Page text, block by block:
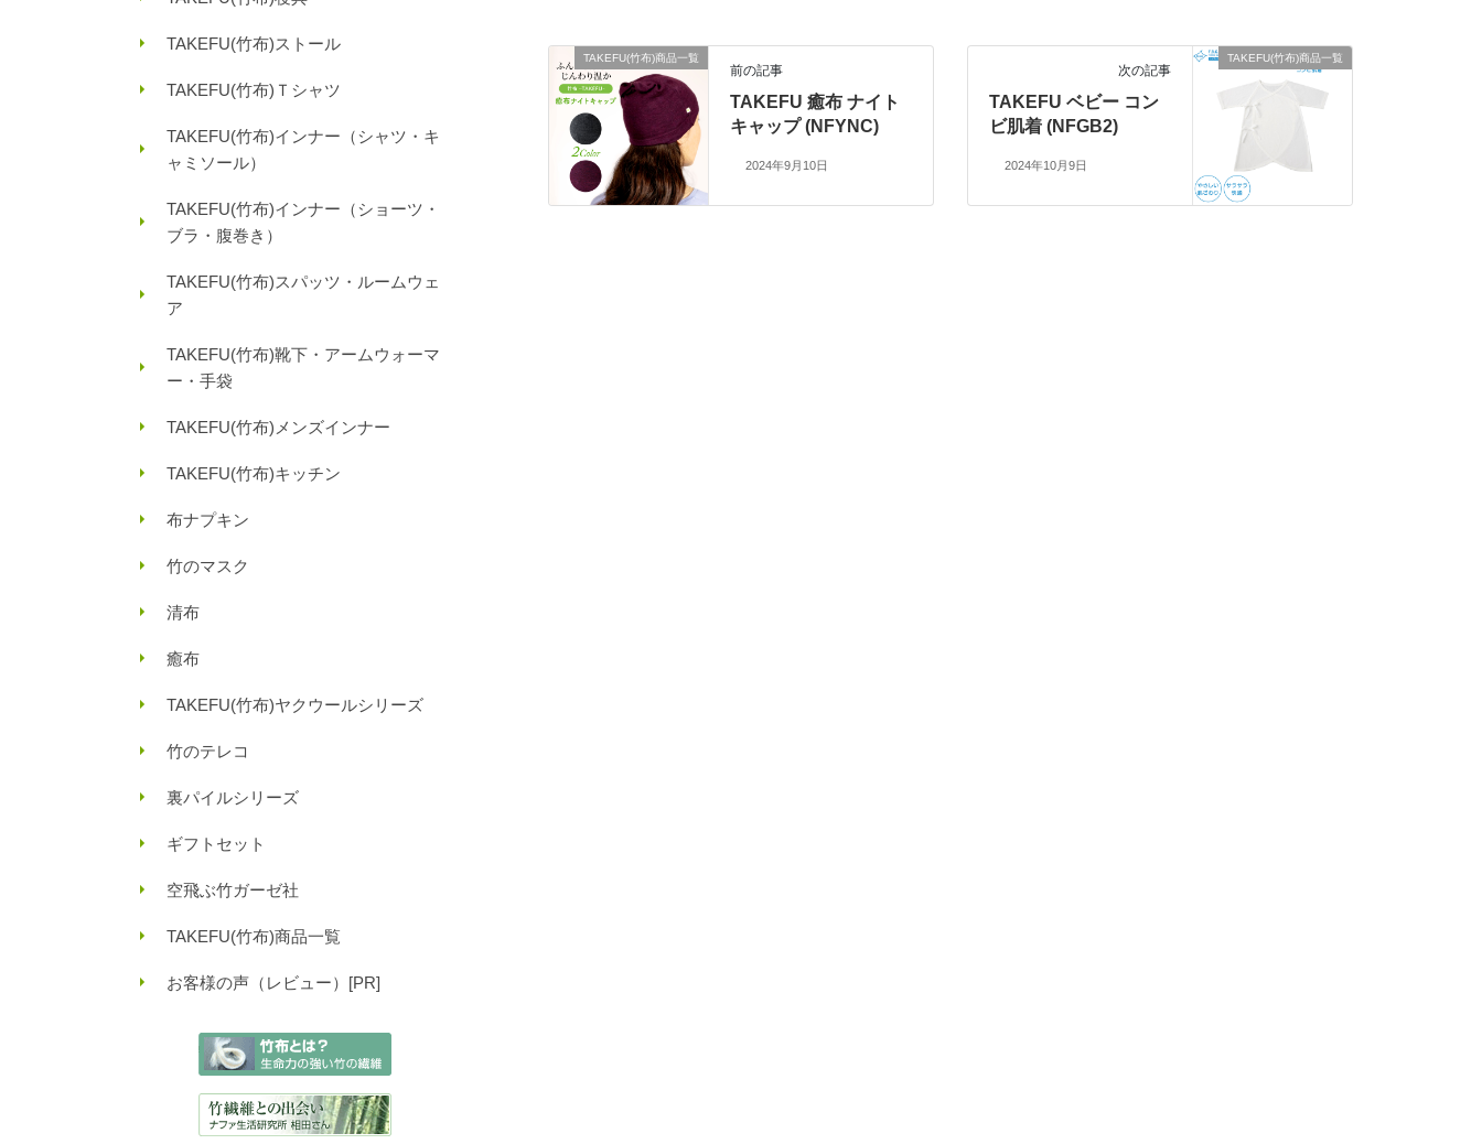
TAKEFU(竹布)商品一覧
前の記事
TAKEFU 癒布 ナイト
キャップ (NFYNC)
2024年9月10日
TAKEFU(竹布)商品一覧
次の記事
TAKEFU ベビー コン
ビ肌着 (NFGB2)
2024年10月9日
TAKEFU(竹布)ストール
TAKEFU(竹布)Ｔシャツ
TAKEFU(竹布)インナー（シャツ・キ
ャミソール）
TAKEFU(竹布)インナー（ショーツ・
ブラ・腹巻き）
TAKEFU(竹布)スパッツ・ルームウェ
ア
TAKEFU(竹布)靴下・アームウォーマ
ー・手袋
TAKEFU(竹布)メンズインナー
TAKEFU(竹布)キッチン
布ナプキン
竹のマスク
清布
癒布
TAKEFU(竹布)ヤクウールシリーズ
竹のテレコ
裏パイルシリーズ
ギフトセット
空飛ぶ竹ガーゼ社
TAKEFU(竹布)商品一覧
お客様の声（レビュー）[PR]